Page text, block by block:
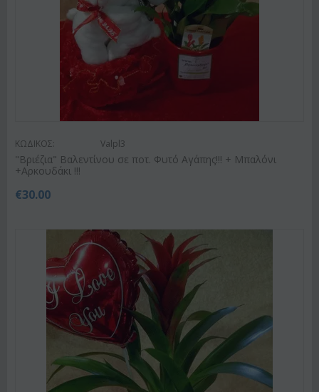
ΚΩΔΙΚΟΣ: Valpl3
"Βριέζια" Βαλεντίνου σε ποτ. Φυτό Αγάπης!!! + Μπαλόνι
+Αρκουδάκι !!!
€30.00